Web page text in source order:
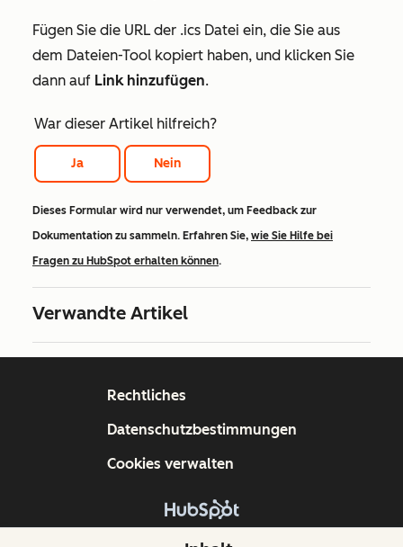
Fügen Sie die URL der .ics Datei ein, die Sie aus
dem Dateien-Tool kopiert haben, und klicken Sie
dann auf Link hinzufügen.
War dieser Artikel hilfreich?
Ja Nein
Dieses Formular wird nur verwendet, um Feedback zur
Dokumentation zu sammeln. Erfahren Sie, wie Sie Hilfe bei
Fragen zu HubSpot erhalten können.
Verwandte Artikel
Copyright © 2026 HubSpot, Inc.
Rechtliches
Datenschutzbestimmungen
Cookies verwalten